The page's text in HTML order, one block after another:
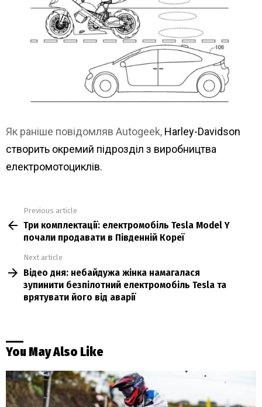
Як раніше повідомляв Autogeek, Harley-Davidson
створить окремий підрозділ з виробництва
електромотоциклів.
more
Previous article
Три комплектації: електромобіль Tesla Model Y
почали продавати в Південній Кореї
Next article
Відео дня: небайдужа жінка намагалася
зупинити безпілотний електромобіль Tesla та
врятувати його від аварії
You May Also Like